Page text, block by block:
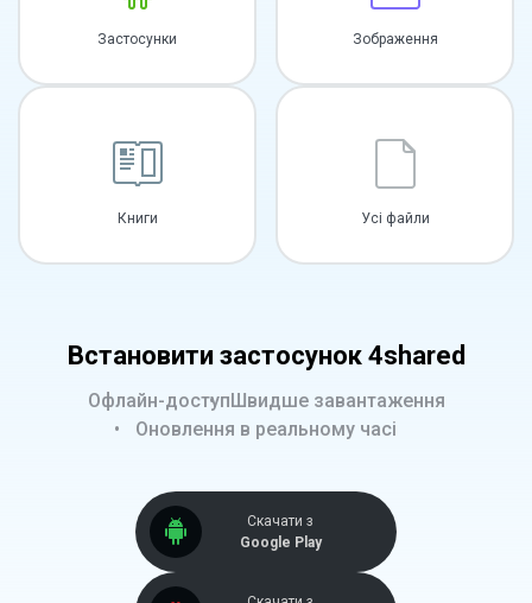
Застосунки Зображення
Книги Усі файли
Встановити застосунок 4shared
Офлайн-доступШвидше завантаження
Оновлення в реальному часі
Скачати з
Google Play